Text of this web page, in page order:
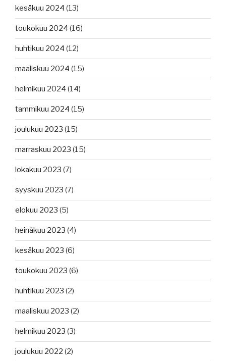
kesäkuu 2024 (13)
toukokuu 2024 (16)
huhtikuu 2024 (12)
maaliskuu 2024 (15)
helmikuu 2024 (14)
tammikuu 2024 (15)
joulukuu 2023 (15)
marraskuu 2023 (15)
lokakuu 2023 (7)
syyskuu 2023 (7)
elokuu 2023 (5)
heinäkuu 2023 (4)
kesäkuu 2023 (6)
toukokuu 2023 (6)
huhtikuu 2023 (2)
maaliskuu 2023 (2)
helmikuu 2023 (3)
joulukuu 2022 (2)